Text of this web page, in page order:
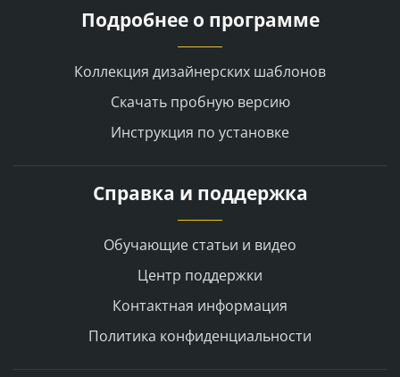
Подробнее о программе
Коллекция дизайнерских шаблонов
Скачать пробную версию
Инструкция по установке
Справка и поддержка
Обучающие статьи и видео
Центр поддержки
Контактная информация
Политика конфиденциальности